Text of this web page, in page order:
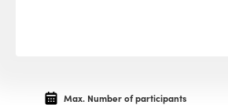
Max. Number of participants